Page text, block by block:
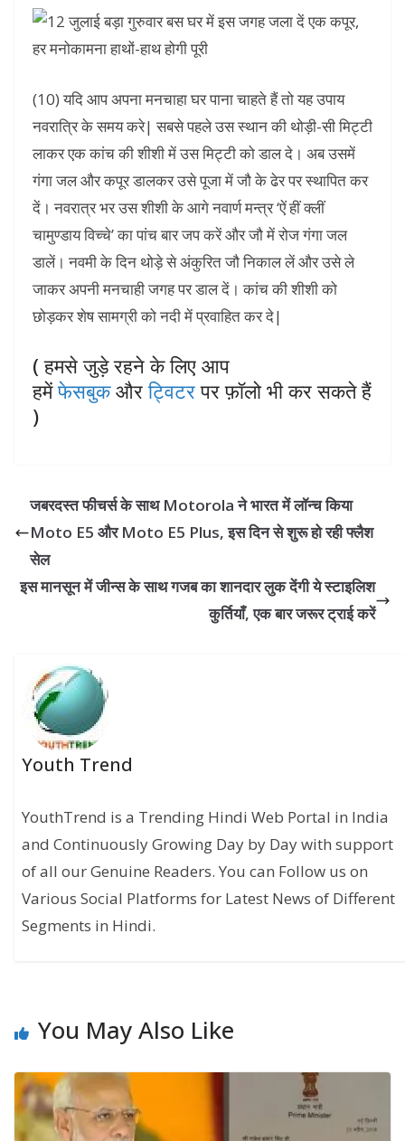
(10) यदि आप अपना मनचाहा घर पाना चाहते हैं तो यह उपाय
नवरात्रि के समय करे| सबसे पहले उस स्थान की थोड़ी-सी मिट्टी
लाकर एक कांच की शीशी में उस मिट्टी को डाल दे। अब उसमें
गंगा जल और कपूर डालकर उसे पूजा में जौ के ढेर पर स्थापित कर
दें। नवरात्र भर उस शीशी के आगे नवार्ण मन्त्र ‘ऐं हीं क्लीं
चामुण्डाय विच्चे’ का पांच बार जप करें और जौ में रोज गंगा जल
डालें। नवमी के दिन थोड़े से अंकुरित जौ निकाल लें और उसे ले
जाकर अपनी मनचाही जगह पर डाल दें। कांच की शीशी को
छोड़कर शेष सामग्री को नदी में प्रवाहित कर दे|
( हमसे जुड़े रहने के लिए आप
हमेंफेसबुकऔरट्विटरपर फ़ॉलो भी कर सकते हैं
)
जबरदस्त फीचर्स के साथ Motorola ने भारत में लॉन्च किया
Moto E5 और Moto E5 Plus, इस दिन से शुरू हो रही फ्लैश
सेल
इस मानसून में जीन्स के साथ गजब का शानदार लुक देंगी ये स्टाइलिश
कुर्तियाँ, एक बार जरूर ट्राई करें
Youth Trend
YouthTrend is a Trending Hindi Web Portal in India
and Continuously Growing Day by Day with support
of all our Genuine Readers. You can Follow us on
Various Social Platforms for Latest News of Different
Segments in Hindi.
You May Also Like